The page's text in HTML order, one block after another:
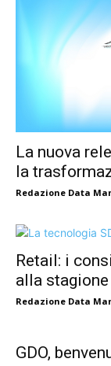
La nuova
la
Redazione Data
Retail: i
alla
Redazione Data
GDO,